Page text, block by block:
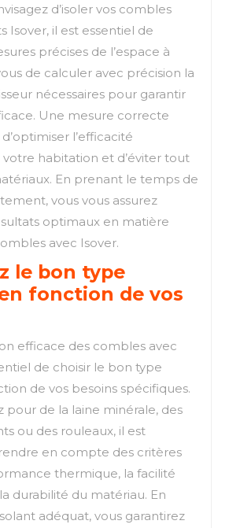
d’isoler vos combles
Isover, il est essentiel de
précises de l’espace à
de calculer avec précision la
nécessaires pour garantir
Une mesure correcte
l’efficacité
habitation et d’éviter tout
En prenant le temps de
vous vous assurez
optimaux en matière
avec Isover.
le bon type
fonction de vos
efficace des combles avec
de choisir le bon type
de vos besoins spécifiques.
pour de la laine minérale, des
ou des rouleaux, il est
en compte des critères
thermique, la facilité
durabilité du matériau. En
adéquat, vous garantirez